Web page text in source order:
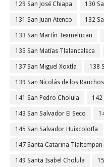
129 San José Chiapa 130
131 San Juan Atenco 132
133 San Martín Texmelucan
135 San Matías Tlalancaleca
137 San Miguel Xoxtla 138
139 San Nicolás de los Ranchos
141 San Pedro Cholula 142
143 San Salvador El Seco
145 San Salvador Huixcolotla
147 Santa Catarina Tlaltempan
149 Santa Isabel Cholula